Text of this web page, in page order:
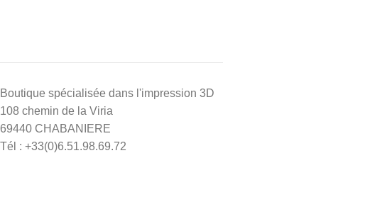
Boutique spécialisée dans l'impression 3D
108 chemin de la Viria
69440 CHABANIERE
Tél : +33(0)6.51.98.69.72